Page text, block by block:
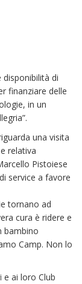
di
finanziare delle
in un
una visita
relativa
Pistoiese
service a favore
tornano ad
cura è ridere e
bambino
Camp. Non lo
e ai loro Club